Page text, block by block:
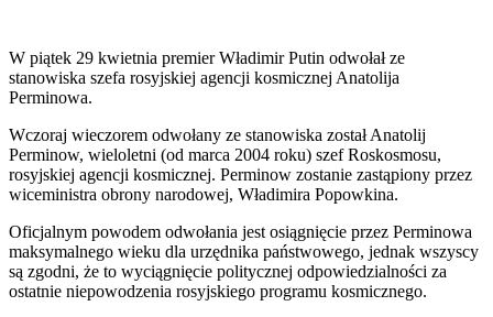
W piątek 29 kwietnia premier Władimir Putin odwołał ze
stanowiska szefa rosyjskiej agencji kosmicznej Anatolija
Perminowa.
Wczoraj wieczorem odwołany ze stanowiska został Anatolij
Perminow, wieloletni (od marca 2004 roku) szef Roskosmosu,
rosyjskiej agencji kosmicznej. Perminow zostanie zastąpiony przez
wiceministra obrony narodowej, Władimira Popowkina.
Oficjalnym powodem odwołania jest osiągnięcie przez Perminowa
maksymalnego wieku dla urzędnika państwowego, jednak wszyscy
są zgodni, że to wyciągnięcie politycznej odpowiedzialności za
ostatnie niepowodzenia rosyjskiego programu kosmicznego.